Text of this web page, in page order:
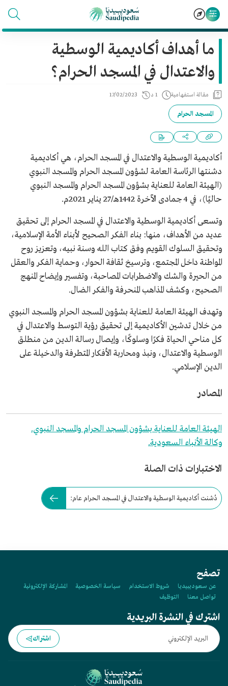
ما أهداف أكاديمية الوسطية
والاعتدال في المسجد الحرام؟
مقالة استفهامية 1 د 17/02/2023
المسجد الحرام
أكاديمية الوسطية والاعتدال في المسجد الحرام، هي أكاديمية
دشنتها الرئاسة العامة لشؤون المسجد الحرام والمسجد النبوي
(الهيئة العامة للعناية بشؤون المسجد الحرام والمسجد النبوي
حاليًا)، في 4 جمادى الآخرة 1442هـ/27 يناير 2021م.
وتسعى أكاديمية الوسطية والاعتدال في المسجد الحرام إلى تحقيق
عديد من الأهداف، منها: بناء الفكر الصحيح لأبناء الأمة الإسلامية،
وتحقيق السلوك القويم وفق كتاب الله وسنة نبيه، وتعزيز روح
المواطنة داخل المجتمع، وترسيخ ثقافة الحوار، وحماية الفكر والعقل
من الحيرة والشك والاضطرابات المصاحبة، وتفسير وإيضاح المنهج
الصحيح، وكشف المذاهب المنحرفة والفكر الضال.
وتهدف الهيئة العامة للعناية بشؤون المسجد الحرام والمسجد النبوي
من خلال تدشين الأكاديمية إلى تحقيق رؤية التوسط والاعتدال في
كل مناحي الحياة فكرًا وسلوكًا، وإيصال رسالة الدين من منطلق
الوسطية والاعتدال، ونبذ ومحاربة الأفكار المتطرفة والدخيلة على
الدين الإسلامي.
المصادر
الهيئة العامة للعناية بشؤون المسجد الحرام والمسجد النبوي.
وكالة الأنباء السعودية.
الاختبارات ذات الصلة
دُشنت أكاديمية الوسطية والاعتدال في المسجد الحرام عام:
تصفح
عن سعوديبيديا شروط الاستخدام سياسة الخصوصية
المشاركة الإلكترونية
تواصل معنا
التوظيف
اشترك في النشرة البريدية
اشتراك